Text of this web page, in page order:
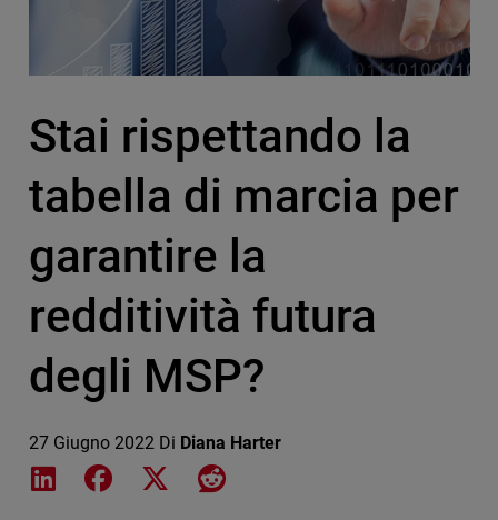
Stai rispettando la
tabella di marcia per
garantire la
redditività futura
degli MSP?
27 Giugno 2022 Di Diana Harter
Share on LinkedIn
Share on Facebook
Share on XShare on Reddit